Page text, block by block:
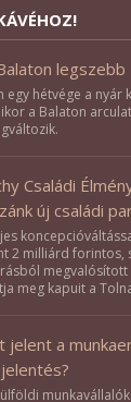
legszebb
egy hétvége a nyár
a Balaton
Családi
új családi
2 milliárd forintos,
megvalósított
meg kapuit a
jelent a
munkavállalók